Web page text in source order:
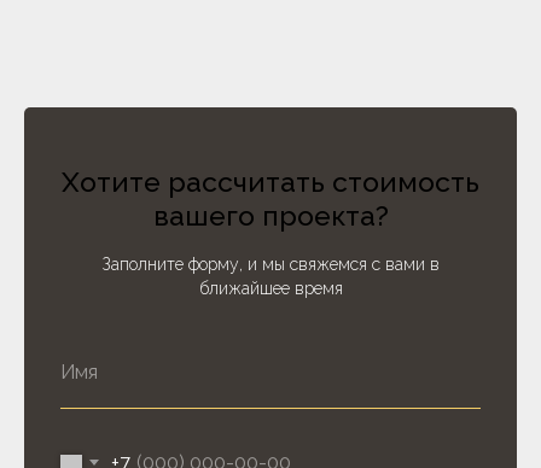
Хотите рассчитать стоимость
вашего проекта?
Заполните форму, и мы свяжемся с вами в
ближайшее время
+7